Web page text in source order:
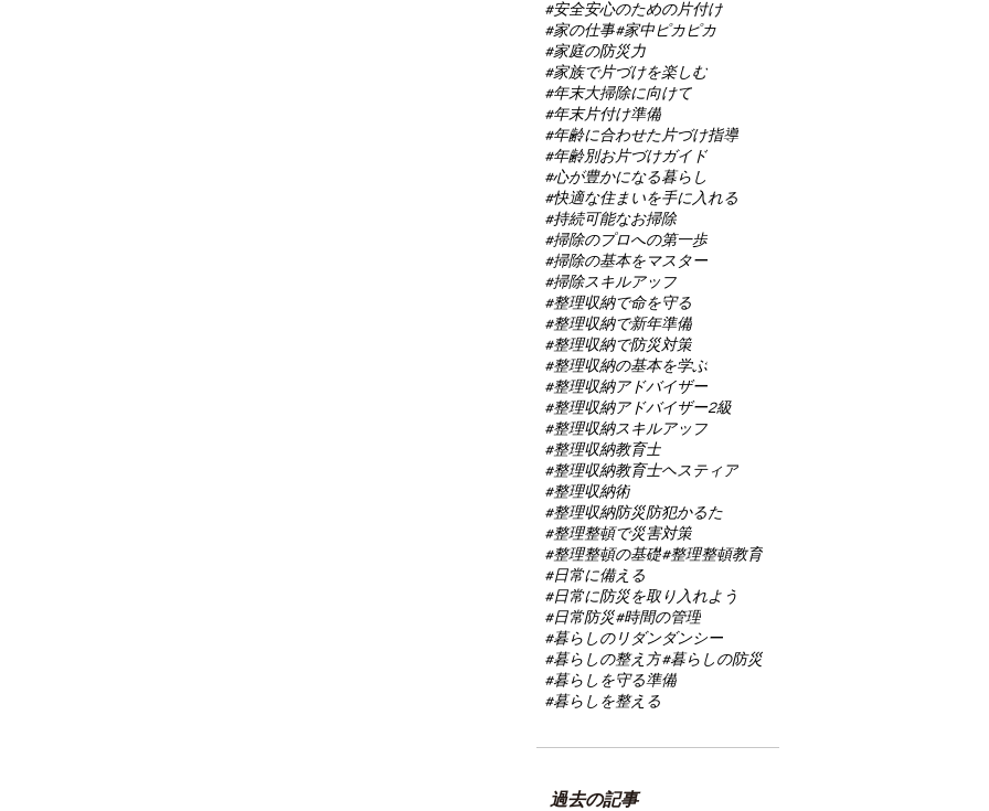
#安全安心のための片付け
#家の仕事#家中ピカピカ
#家庭の防災力
#家族で片づけを楽しむ
#年末大掃除に向けて
#年末片付け準備
#年齢に合わせた片づけ指導
#年齢別お片づけガイド
#心が豊かになる暮らし
#快適な住まいを手に入れる
#持続可能なお掃除
#掃除のプロへの第一歩
#掃除の基本をマスター
#掃除スキルアップ
#整理収納で命を守る
#整理収納で新年準備
#整理収納で防災対策
#整理収納の基本を学ぶ
#整理収納アドバイザー
#整理収納アドバイザー2級
#整理収納スキルアップ
#整理収納教育士
#整理収納教育士ヘスティア
#整理収納術
#整理収納防災防犯かるた
#整理整頓で災害対策
#整理整頓の基礎#整理整頓教育
#日常に備える
#日常に防災を取り入れよう
#日常防災#時間の管理
#暮らしのリダンダンシー
#暮らしの整え方#暮らしの防災
#暮らしを守る準備
#暮らしを整える
過去の記事